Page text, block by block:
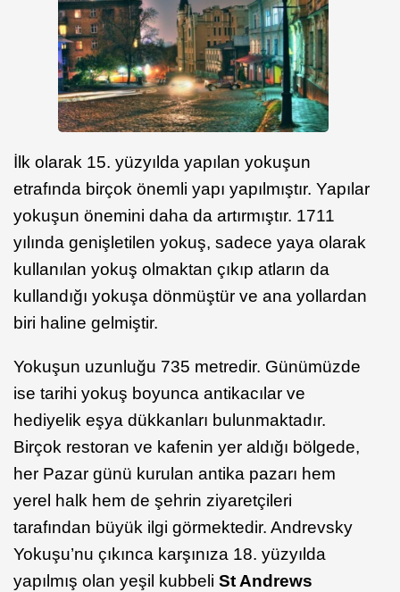
İlk olarak 15. yüzyılda yapılan yokuşun
etrafında birçok önemli yapı yapılmıştır. Yapılar
yokuşun önemini daha da artırmıştır. 1711
yılında genişletilen yokuş, sadece yaya olarak
kullanılan yokuş olmaktan çıkıp atların da
kullandığı yokuşa dönmüştür ve ana yollardan
biri haline gelmiştir.
Yokuşun uzunluğu 735 metredir. Günümüzde
ise tarihi yokuş boyunca antikacılar ve
hediyelik eşya dükkanları bulunmaktadır.
Birçok restoran ve kafenin yer aldığı bölgede,
her Pazar günü kurulan antika pazarı hem
yerel halk hem de şehrin ziyaretçileri
tarafından büyük ilgi görmektedir. Andrevsky
Yokuşu’nu çıkınca karşınıza 18. yüzyılda
yapılmış olan yeşil kubbeli St Andrews